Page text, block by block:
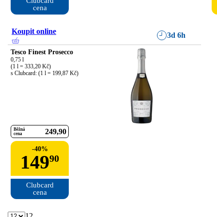
cena
Koupit online 3d 6h
Tesco Finest Prosecco
0,75 l
(1 l = 333,20 Kč)
s Clubcard: (1 l = 199,87 Kč)
Běžná
cena
249 90
-40%
14990
Clubcard
cena